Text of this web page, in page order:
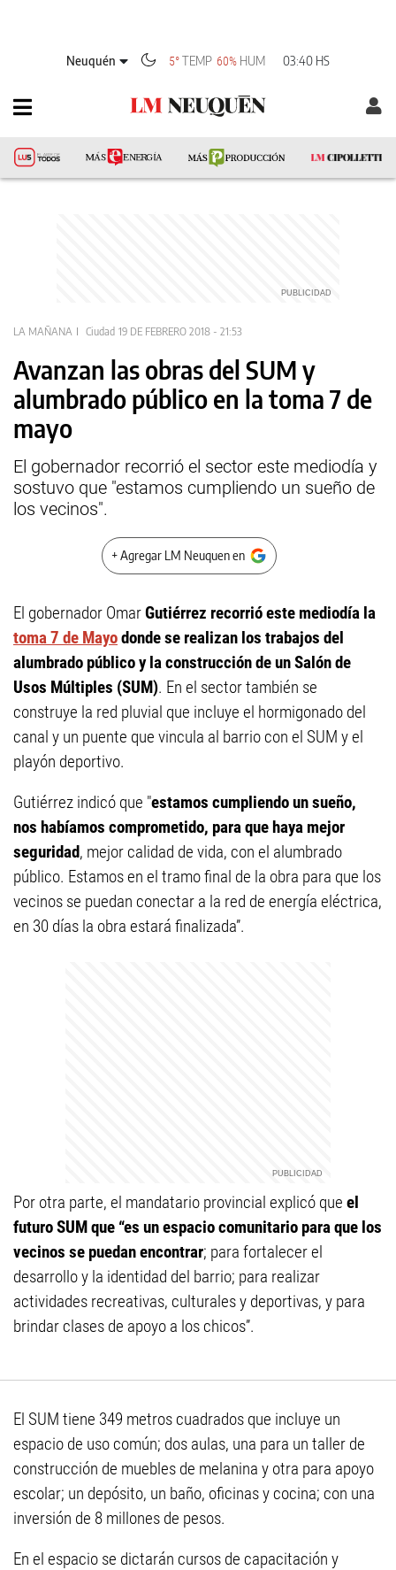
Neuquén 5° TEMP 60% HUM 03:40 HS
LA MAÑANA Ciudad 19 DE FEBRERO 2018 - 21:53
Avanzan las obras del SUM y
alumbrado público en la toma 7 de
mayo
El gobernador recorrió el sector este mediodía y
sostuvo que "estamos cumpliendo un sueño de
los vecinos".
+ Agregar LM Neuquen en
El gobernador OmarGutiérrez recorrió este mediodía la
toma 7 de Mayodonde se realizan los trabajos del
alumbrado público y la construcción de un Salón de
Usos Múltiples (SUM). En el sector también se
construye la red pluvial que incluye el hormigonado del
canal y un puente que vincula al barrio con el SUM y el
playón deportivo.
Gutiérrez indicó que "estamos cumpliendo un sueño,
nos habíamos comprometido, para que haya mejor
seguridad, mejor calidad de vida, con el alumbrado
público. Estamos en el tramo final de la obra para que los
vecinos se puedan conectar a la red de energía eléctrica,
en 30 días la obra estará finalizada”.
Por otra parte, el mandatario provincial explicó que el
futuro SUM que “es un espacio comunitario para que los
vecinos se puedan encontrar; para fortalecer el
desarrollo y la identidad del barrio; para realizar
actividades recreativas, culturales y deportivas, y para
brindar clases de apoyo a los chicos”.
El SUM tiene 349 metros cuadrados que incluye un
espacio de uso común; dos aulas, una para un taller de
construcción de muebles de melanina y otra para apoyo
escolar; un depósito, un baño, oficinas y cocina; con una
inversión de 8 millones de pesos.
En el espacio se dictarán cursos de capacitación y